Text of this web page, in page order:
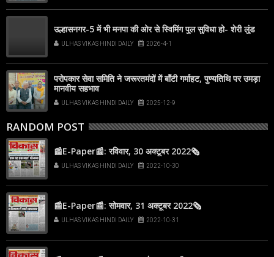
उल्हासनगर-5 में भी मनपा की ओर से स्विमिंग पुल सुविधा हो- शेरी लुंड
ULHAS VIKAS HINDI DAILY 2026-4-1
परोपकार सेवा समिति ने जरूरतमंदों में बाँटी गर्माहट, पुण्यतिथि पर उमड़ा
मानवीय सहभाव
ULHAS VIKAS HINDI DAILY 2025-12-9
RANDOM POST
📰E-Paper📰: रविवार, 30 अक्टूबर 2022🗞
ULHAS VIKAS HINDI DAILY 2022-10-30
📰E-Paper📰: सोमवार, 31 अक्टूबर 2022🗞
ULHAS VIKAS HINDI DAILY 2022-10-31